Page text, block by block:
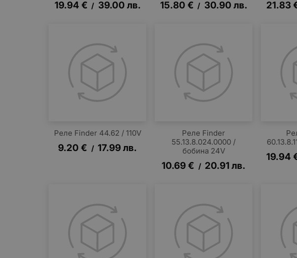
19.94 € / 39.00 лв. 15.80 € / 30.90 лв. 21.83
Реле Finder 44.62 / 110V
9.20 € / 17.99лв.
Реле Finder
55.13.8.024.0000 /
бобина 24V
10.69€ / 20.91 лв.
19.94